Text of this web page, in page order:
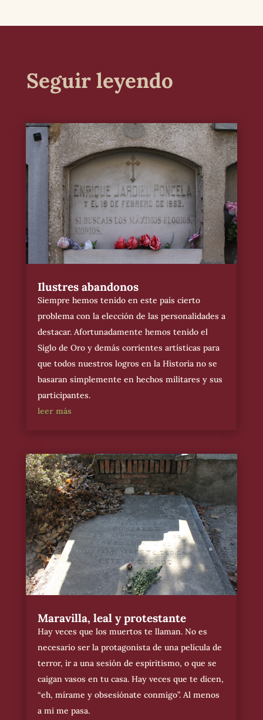
Seguir leyendo
Ilustres abandonos
Siempre hemos tenido en este país cierto
problema con la elección de las personalidades a
destacar. Afortunadamente hemos tenido el
Siglo de Oro y demás corrientes artísticas para
que todos nuestros logros en la Historia no se
basaran simplemente en hechos militares y sus
participantes.
leer más
Maravilla, leal y protestante
Hay veces que los muertos te llaman. No es
necesario ser la protagonista de una película de
terror, ir a una sesión de espiritismo, o que se
caigan vasos en tu casa. Hay veces que te dicen,
“eh, mírame y obsesiónate conmigo”. Al menos
a mi me pasa.